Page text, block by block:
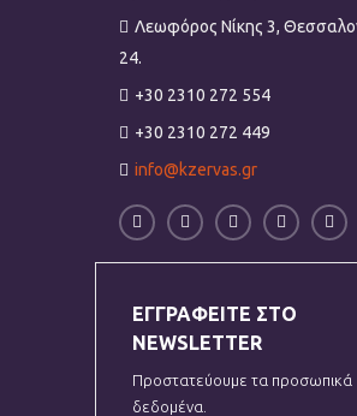
Λεωφόρος Νίκης 3,
24.
+30 2310 272 554
+30 2310 272 449
info@kzervas.gr
ΕΓΓΡΑΦΕΙΤΕ ΣΤΟ
NEWSLETTER
Προστατεύουμε τα προσωπικά
δεδομένα.